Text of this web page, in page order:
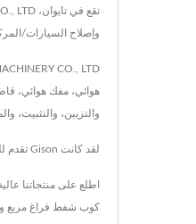
وإصلاح السيارات/
والتزيين،
لقد كانت Gison تقدم للعملاء أدوات هوائية وأدوات يدوية هوائية عالية الجودة، مع تكنولوجيا متقدمة وخبرة تمتد لـ 50 عامًا، تضمن Gison تلبية احتياجات كل عميل.
اطلع على منتجاتنا
كوب شفط فراغ مربع